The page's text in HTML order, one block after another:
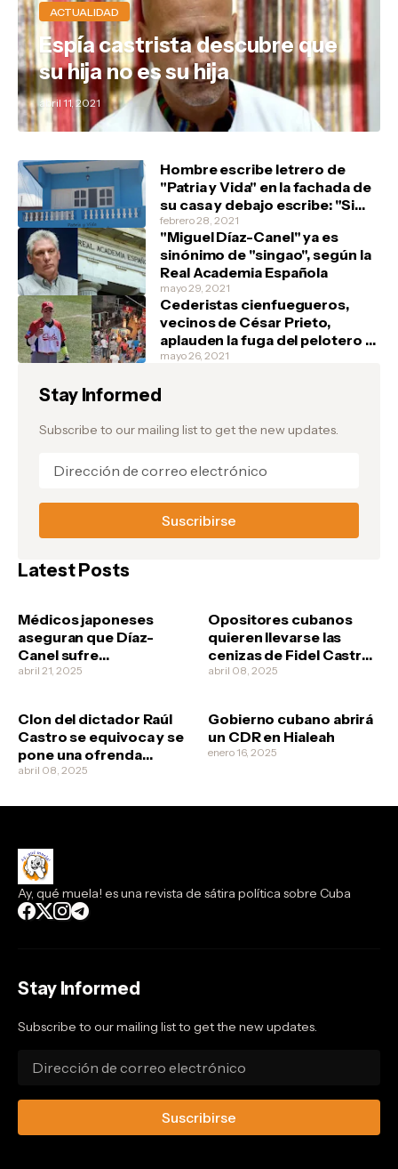
ACTUALIDAD
Espía castrista descubre que
su hija no es su hija
abril 11, 2021
Hombre escribe letrero de
"Patria y Vida" en la fachada de
su casa y debajo escribe: "Si
tienen, un marfilito por favor"
febrero 28, 2021
"Miguel Díaz-Canel" ya es
sinónimo de "singao", según la
Real Academia Española
mayo 29, 2021
Cederistas cienfuegueros,
vecinos de César Prieto,
aplauden la fuga del pelotero y
festejan en la barriada de Junco
mayo 26, 2021
Stay Informed
Subscribe to our mailing list to get the new updates.
Latest Posts
Médicos japoneses
aseguran que Díaz-
Canel sufre
esquizofrenia
abril 21, 2025
Opositores cubanos
quieren llevarse las
cenizas de Fidel Castro
no vaya a ser que los
abril 08, 2025
Clon del dictador Raúl
Castro se equivoca y se
pone una ofrenda
funeral a él mismo
abril 08, 2025
Gobierno cubano abrirá
un CDR en Hialeah
enero 16, 2025
Ay, qué muela! es una revista de sátira política sobre Cuba
Stay Informed
Subscribe to our mailing list to get the new updates.